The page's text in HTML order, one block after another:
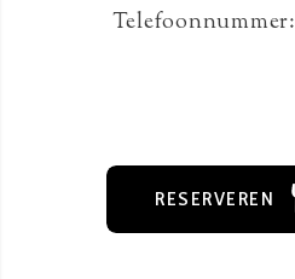
Telefoonnummer:
RESERVEREN